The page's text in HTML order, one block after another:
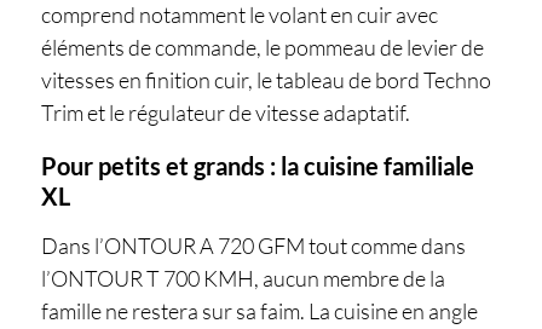
comprend notamment le volant en cuir avec
éléments de commande, le pommeau de levier de
vitesses en finition cuir, le tableau de bord Techno
Trim et le régulateur de vitesse adaptatif.
Pour petits et grands : la cuisine familiale
XL
Dans l’ONTOUR A 720 GFM tout comme dans
l’ONTOUR T 700 KMH, aucun membre de la
famille ne restera sur sa faim. La cuisine en angle